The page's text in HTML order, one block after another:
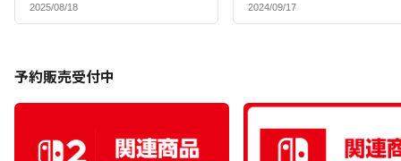
2025/08/18
マックスバイヤーおすすめ
ポンジ♪
2024/09/17
予約販売受付中